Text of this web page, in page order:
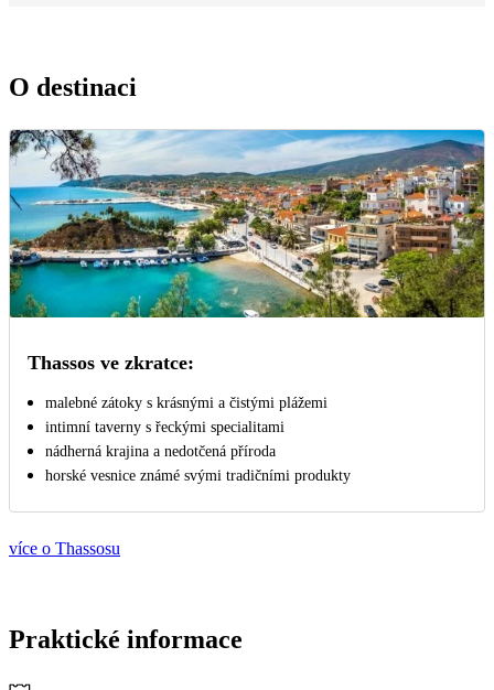
O destinaci
Thassos ve zkratce:
malebné zátoky s krásnými a čistými plážemi
intimní taverny s řeckými specialitami
nádherná krajina a nedotčená příroda
horské vesnice známé svými tradičními produkty
více o Thassosu
Praktické informace